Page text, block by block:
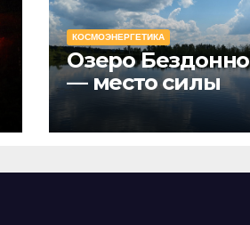
КОСМОЭНЕРГЕТИКА
Озеро
— место силы